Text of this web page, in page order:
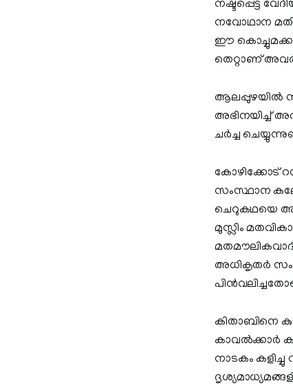
നഷ്ടപ്പെട്ട
നവോഥാന
ഈ
തെറ്റാണ്
ആലപ്പുഴയില്‍
അഭിനയിച്ച്
ചര്‍ച്ച
കോഴിക്കോട്
സംസ്ഥാന
ചെറുകഥയെ
മുസ്ലിം
അധികൃതര്‍
കിതാബിനെ
കാവൽക്കാർ
നാടകം